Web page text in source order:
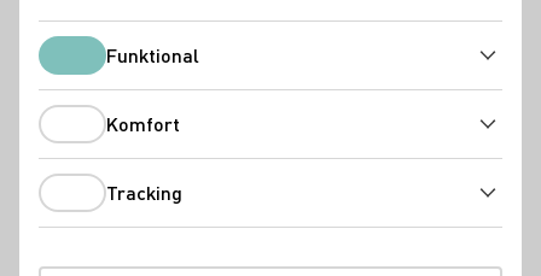
FunktionalFunktional
Komfort
Tracking